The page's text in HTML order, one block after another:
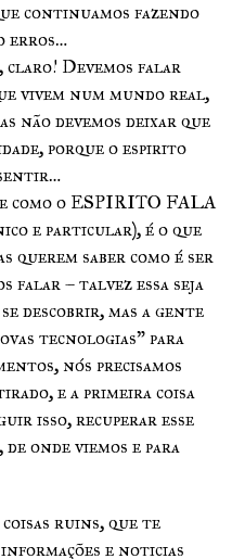
continuamos fazendo
erros…
claro! Devemos falar
vivem num mundo real,
não devemos deixar que
porque o espirito
como o ESPIRITO FALA
e particular), é o que
querem saber como é ser
falar – talvez essa seja
descobrir, mas a gente
tecnologias” para
nós precisamos
e a primeira coisa
isso, recuperar esse
onde viemos e para
ruins, que te
e noticias